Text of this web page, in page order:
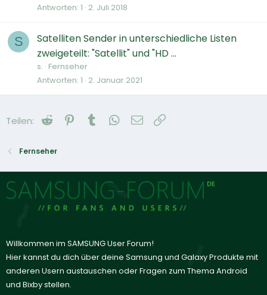
Antworten 1 2. Juli 2018
S
Satelliten Sender in unterschiedliche Listen
zweigeteilt: "Satellit" und "HD ...
s. Fernseher
Antworten 1 2. Januar 2021
Teilen: Reddit Pinterest
Tumblr WhatsApp
E-Mail
Fernseher
Willkommen im SAMSUNG User Forum!
Hier kannst du dich über deine Samsung und Galaxy Produkte mit
anderen Usern austauschen oder Fragen zum Thema Android
und Bixby stellen.